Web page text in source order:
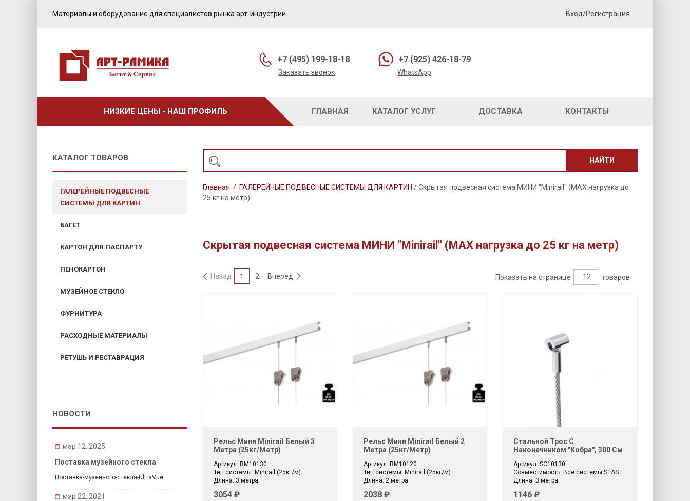
Материалы и оборудование для специалистов рынка арт-индустрии Вход/Регистрация
+7 (495) 199-18-18
Заказать звонок
+7 (925) 426-18-79
WhatsApp
НИЗКИЕ ЦЕНЫ - НАШ ПРОФИЛЬ ГЛАВНАЯ КАТАЛОГ УСЛУГ ДОСТАВКА КОНТАКТЫ
КАТАЛОГ ТОВАРОВ
ГАЛЕРЕЙНЫЕ ПОДВЕСНЫЕ
СИСТЕМЫ ДЛЯ КАРТИН
БАГЕТ
КАРТОН ДЛЯ ПАСПАРТУ
ПЕНОКАРТОН
МУЗЕЙНОЕ СТЕКЛО
ФУРНИТУРА
РАСХОДНЫЕ МАТЕРИАЛЫ
РЕТУШЬ И РЕСТАВРАЦИЯ
НОВОСТИ
мар 12, 2025
Поставка музейного стекла
Поставка-музейного-стекла-UltraVue
мар 22, 2021
НАЙТИ
Главная / ГАЛЕРЕЙНЫЕ ПОДВЕСНЫЕ СИСТЕМЫ ДЛЯ КАРТИН / Скрытая подвесная система МИНИ "Minirail" (MAX нагрузка до
25 кг на метр)
Скрытая подвесная система МИНИ "Minirail" (MAX нагрузка до 25 кг на метр)
Назад 1 2 Вперед Показать на странице 12 товаров
Рельс Мини Minirail Белый 3
Метра (25кг/метр)
Артикул: RM10130
Тип системы: Minirail (25кг/м)
Длина: 3 метра
3054 ₽
Рельс Мини Minirail Белый 2
Метра (25кг/метр)
Артикул: RM10120
Тип системы: Minirail (25кг/м)
Длина: 2 метра
2038 ₽
Стальной Трос С
Наконечником "Кобра", 300 См
Артикул: SC10130
Совместимость: Все системы STAS
Длина: 3 метра
1146 ₽